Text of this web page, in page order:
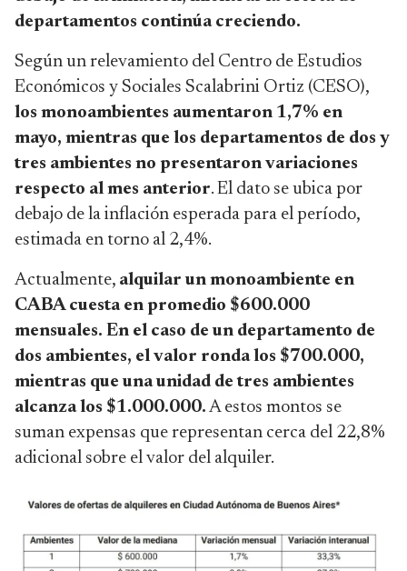
departamentos continúa creciendo.
Según un relevamiento del Centro de Estudios
Económicos y Sociales Scalabrini Ortiz (CESO),
los monoambientes aumentaron 1,7% en
mayo, mientras que los departamentos de dos y
tres ambientes no presentaron variaciones
respecto al mes anterior. El dato se ubica por
debajo de la inflación esperada para el período,
estimada en torno al 2,4%.
Actualmente, alquilar un monoambiente en
CABA cuesta en promedio $600.000
mensuales. En el caso de un departamento de
dos ambientes, el valor ronda los $700.000,
mientras que una unidad de tres ambientes
alcanza los $1.000.000. A estos montos se
suman expensas que representan cerca del 22,8%
adicional sobre el valor del alquiler.